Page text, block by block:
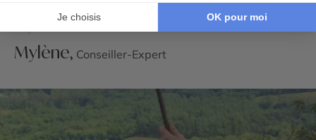
Mylène, Conseiller-Expert